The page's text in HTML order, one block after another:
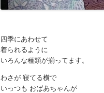
四季にあわせて
着られるように
いろんな種類が揃ってます。
わさが 寝てる横で
いっつも おばあちゃんが